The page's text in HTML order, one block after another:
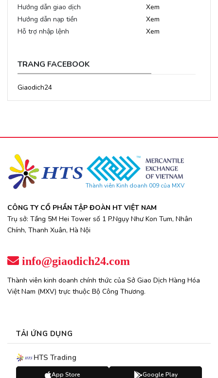
Hướng dẫn giao dịch
Xem
Hướng dẫn nạp tiền
Xem
Hỗ trợ nhập lệnh
Xem
TRANG FACEBOOK
Giaodich24
Thành viên Kinh doanh 009 của MXV
CÔNG TY CỔ PHẦN TẬP ĐOÀN HT VIỆT NAM
Trụ sở: Tầng 5M Hei Tower số 1 P.Ngụy Như Kon Tum, Nhân
Chính, Thanh Xuân, Hà Nội
info@giaodich24.com
Thành viên kinh doanh chính thức của Sở Giao Dịch Hàng Hóa
Việt Nam (MXV) trực thuộc Bộ Công Thương.
TẢI ỨNG DỤNG
HTS Trading
App Store Google Play